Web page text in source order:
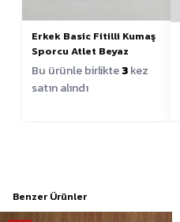
Erkek Basic Fitilli Kumaş
Sporcu Atlet Beyaz
Bu ürünle birlikte3kez
satın alındı
Benzer Ürünler